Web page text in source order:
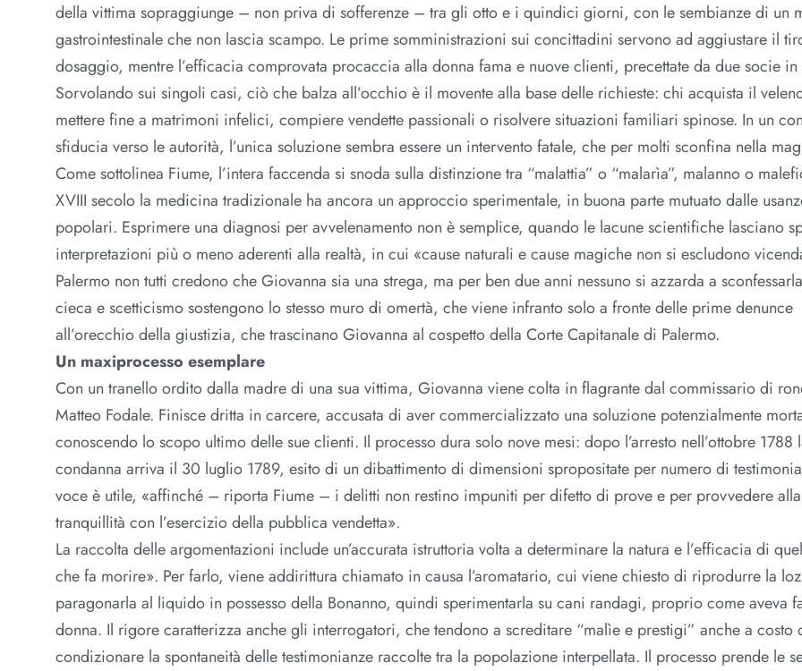
della vittima sopraggiunge – non priva di sofferenze – tra gli otto e i quindici giorni, con le sembianze di un
gastrointestinale che non lascia scampo. Le prime somministrazioni sui concittadini servono ad aggiustare il
dosaggio, mentre l’efficacia comprovata procaccia alla donna fama e nuove clienti, precettate da due socie
Sorvolando sui singoli casi, ciò che balza all’occhio è il movente alla base delle richieste: chi acquista il
mettere fine a matrimoni infelici, compiere vendette passionali o risolvere situazioni familiari spinose. In un
sfiducia verso le autorità, l’unica soluzione sembra essere un intervento fatale, che per molti sconfina nella
Come sottolinea Fiume, l’intera faccenda si snoda sulla distinzione tra “malattia” o “malarìa”, malanno o
XVIII secolo la medicina tradizionale ha ancora un approccio sperimentale, in buona parte mutuato dalle
popolari. Esprimere una diagnosi per avvelenamento non è semplice, quando le lacune scientifiche lasciano
interpretazioni più o meno aderenti alla realtà, in cui «cause naturali e cause magiche non si escludono
Palermo non tutti credono che Giovanna sia una strega, ma per ben due anni nessuno si azzarda a
cieca e scetticismo sostengono lo stesso muro di omertà, che viene infranto solo a fronte delle prime denunce
all’orecchio della giustizia, che trascinano Giovanna al cospetto della Corte Capitanale di Palermo.
Un maxiprocesso esemplare
Con un tranello ordito dalla madre di una sua vittima, Giovanna viene colta in flagrante dal commissario di
Matteo Fodale. Finisce dritta in carcere, accusata di aver commercializzato una soluzione potenzialmente
conoscendo lo scopo ultimo delle sue clienti. Il processo dura solo nove mesi: dopo l’arresto nell’ottobre 1788
condanna arriva il 30 luglio 1789, esito di un dibattimento di dimensioni spropositate per numero di
voce è utile, «affinché – riporta Fiume – i delitti non restino impuniti per difetto di prove e per provvedere
tranquillità con l’esercizio della pubblica vendetta».
La raccolta delle argomentazioni include un’accurata istruttoria volta a determinare la natura e l’efficacia di
che fa morire». Per farlo, viene addirittura chiamato in causa l’aromatario, cui viene chiesto di riprodurre la
paragonarla al liquido in possesso della Bonanno, quindi sperimentarla su cani randagi, proprio come aveva
donna. Il rigore caratterizza anche gli interrogatori, che tendono a screditare “malìe e prestigi” anche a costo
condizionare la spontaneità delle testimonianze raccolte tra la popolazione interpellata. Il processo prende le